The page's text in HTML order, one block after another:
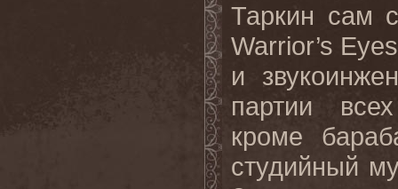
Таркин сам
Warrior’s
и
партии
кроме
студийный